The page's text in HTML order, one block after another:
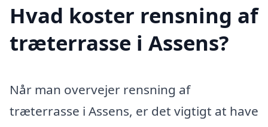
Hvad koster rensning af
træterrasse i Assens?
Når man overvejer rensning af
træterrasse i Assens, er det vigtigt at have